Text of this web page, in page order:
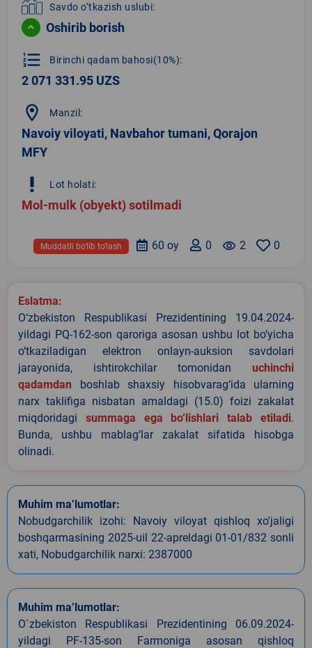
Savdo o‘tkazish uslubi:
Oshirib borish
format_list_numbered Birinchi qadam bahosi(10%):
2 071 331.95 UZS
location_on Manzil:
Navoiy viloyati, Navbahor tumani, Qorajon
MFY
priority_high Lot holati:
Mol-mulk (obyekt) sotilmadi
0
remove_red_eye 2
0
60 oy
Muddatli bo‘lib to‘lash
Eslatma:
O‘zbekiston Respublikasi Prezidentining 19.04.2024-
yildagi PQ-162-son qaroriga asosan ushbu lot bo‘yicha
o‘tkaziladigan elektron onlayn-auksion savdolari
jarayonida, ishtirokchilar tomonidan uchinchi
qadamdan boshlab shaxsiy hisobvarag‘ida ularning
narx taklifiga nisbatan amaldagi (15.0) foizi zakalat
miqdoridagi summaga ega bo‘lishlari talab etiladi.
Bunda, ushbu mablag‘lar zakalat sifatida hisobga
olinadi.
Muhim ma’lumotlar:
Nobudgarchilik izohi: Navoiy viloyat qishloq xo'jaligi
boshqarmasining 2025-uil 22-apreldagi 01-01/832 sonli
xati, Nobudgarchilik narxi: 2387000
Muhim ma’lumotlar:
O`zbekiston Respublikasi Prezidentining 06.09.2024-
yildagi PF-135-son Farmoniga asosan qishloq